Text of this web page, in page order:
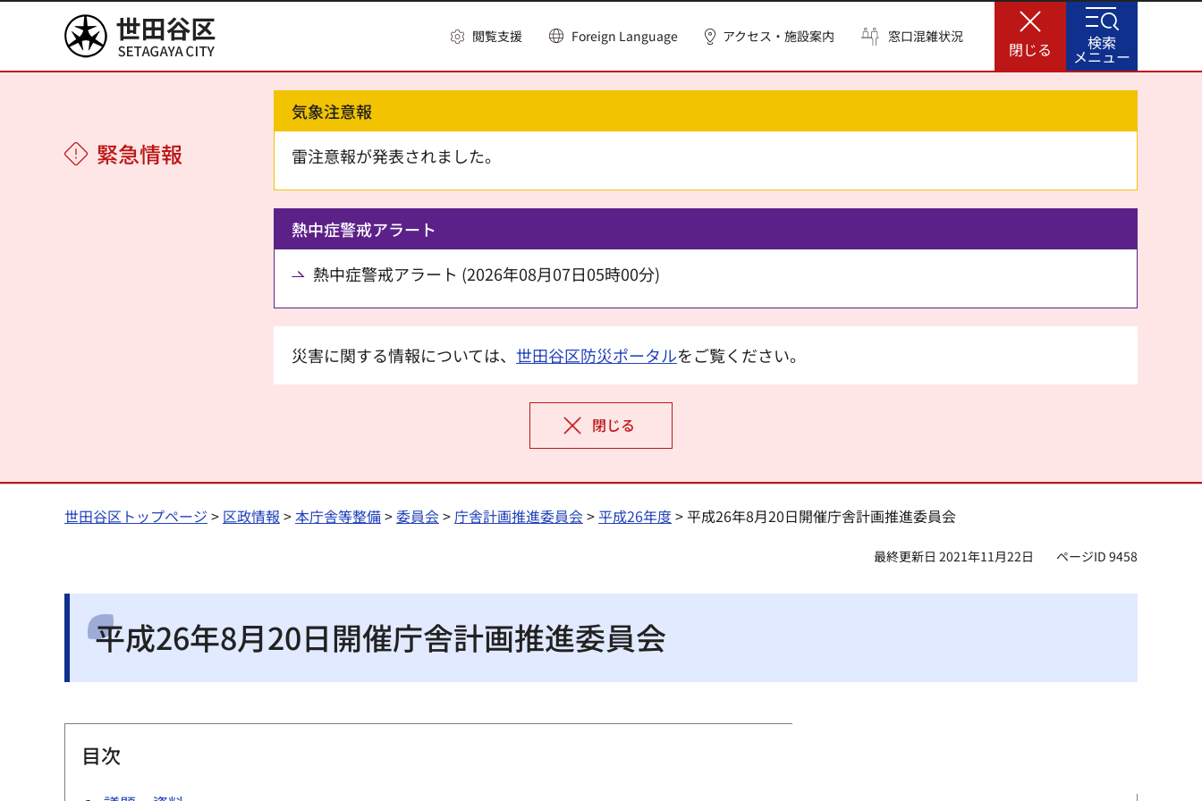
世田谷区 閲覧支援 Foreign Language アクセス・施設案内 窓口混雑状況
閉じる
緊急情報
気象注意報
雷注意報が発表されました。
熱中症警戒アラート
熱中症警戒アラート (2026年08月07日05時00分)
災害に関する情報については、 世田谷区防災ポータルをご覧ください。
閉じる
検索
メニュー
世田谷区トップページ > 区政情報 >本庁舎等整備>委員会>庁舎計画推進委員会>平成26年度 > 平成26年8月20日開催庁舎計画推進委員会
最終更新日 2021年11月22日 ページID 9458
平成26年8月20日開催庁舎計画推進委員会
目次